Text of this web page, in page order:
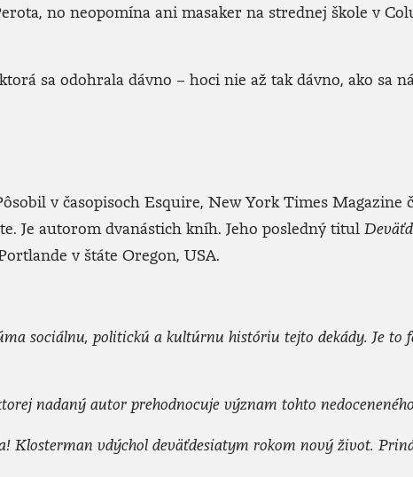
no neopomína ani masaker na strednej škole v
sa odohrala dávno – hoci nie až tak dávno, ako sa
v časopisoch Esquire, New York Times Magazine
Je autorom dvanástich kníh. Jeho posledný titul
v štáte Oregon, USA.
sociálnu, politickú a kultúrnu históriu tejto dekády. Je to
nadaný autor prehodnocuje význam tohto
Klosterman vdýchol deväťdesiatym rokom nový život.